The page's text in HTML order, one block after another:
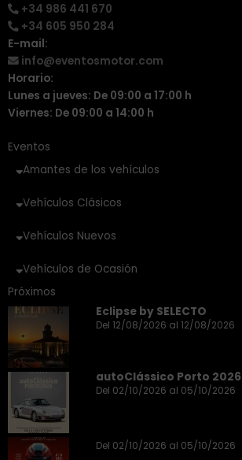
+34 986 441 670
+34 605 950 284
E-mail:
info@eventosmotor.com
Horario:
Lunes a jueves: De 09:00 a 17:00 h
Viernes: De 09:00 a 14:00 h
Eventos
Amantes de los vehículos
Vehículos Clásicos
Vehículos Nuevos
Vehículos de Ocasión
Próximos
Eclipse by SELECTO
Del 12/08/2026 al 12/08/2026
autoClássico Porto 2026
Del 02/10/2026 al 05/10/2026
Del 02/10/2026 al 05/10/2026